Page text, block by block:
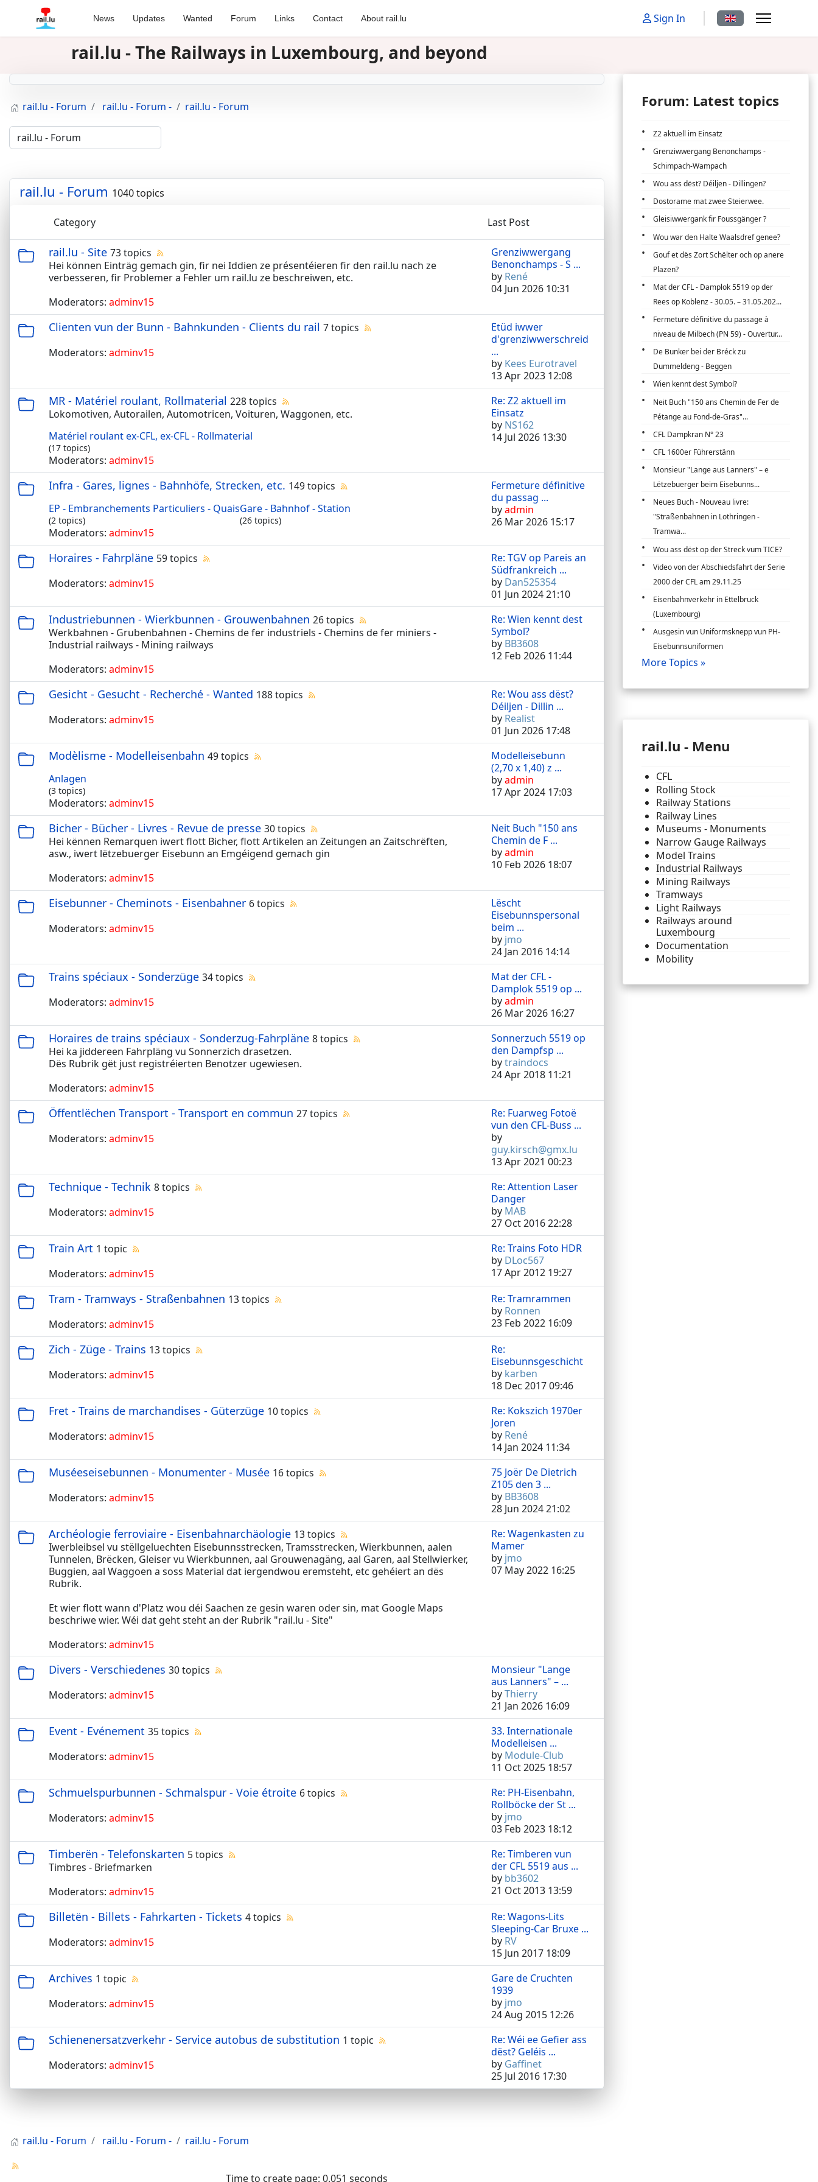
News Updates Wanted Forum Links Contact About rail.lu Sign In Select your language
rail.lu - The Railways in Luxembourg, and beyond
rail.lu - Forum rail.lu - Forum - rail.lu - Forum
rail.lu - Forum 1040 topics
Category Last Post
rail.lu - Site 73 topics
Hei können Einträg gemach gin, fir nei Iddien ze présentéieren fir den rail.lu nach ze
verbesseren, fir Problemer a Fehler um rail.lu ze beschreiwen, etc.
Moderators: adminv15
Grenziwwergang
Benonchamps - S ...
by René
04 Jun 2026 10:31
Clienten vun der Bunn - Bahnkunden - Clients du rail 7 topics
Moderators: adminv15
Etüd iwwer
d'grenziwwerschreid
...
by Kees Eurotravel
13 Apr 2023 12:08
MR - Matériel roulant, Rollmaterial 228 topics
Lokomotiven, Autorailen, Automotricen, Voituren, Waggonen, etc.
Matériel roulant ex-CFL, ex-CFL - Rollmaterial
(17 topics)
Moderators: adminv15
Re: Z2 aktuell im
Einsatz
by NS162
14 Jul 2026 13:30
Infra - Gares, lignes - Bahnhöfe, Strecken, etc. 149 topics
EP - Embranchements Particuliers - Quais
(2 topics)
Gare - Bahnhof - Station
(26 topics)
Moderators: adminv15
Fermeture définitive
du passag ...
byadmin
26 Mar 2026 15:17
Horaires - Fahrpläne 59 topics
Moderators: adminv15
Re: TGV op Pareis an
Südfrankreich ...
by Dan525354
01 Jun 2024 21:10
Industriebunnen - Wierkbunnen - Grouwenbahnen 26 topics
Werkbahnen - Grubenbahnen - Chemins de fer industriels - Chemins de fer miniers -
Industrial railways - Mining railways
Moderators: adminv15
Re: Wien kennt dest
Symbol?
by BB3608
12 Feb 2026 11:44
Gesicht - Gesucht - Recherché - Wanted 188 topics
Moderators: adminv15
Re: Wou ass dëst?
Déiljen - Dillin ...
by Realist
01 Jun 2026 17:48
Modèlisme - Modelleisenbahn 49 topics
Anlagen
(3 topics)
Moderators: adminv15
Modelleisebunn
(2,70 x 1,40) z ...
byadmin
17 Apr 2024 17:03
Bicher - Bücher - Livres - Revue de presse 30 topics
Hei kënnen Remarquen iwert flott Bicher, flott Artikelen an Zeitungen an Zaitschrëften,
asw., iwert lëtzebuerger Eisebunn an Emgéigend gemach gin
Moderators: adminv15
Neit Buch "150 ans
Chemin de F ...
byadmin
10 Feb 2026 18:07
Eisebunner - Cheminots - Eisenbahner 6 topics
Moderators: adminv15
Lëscht
Eisebunnspersonal
beim ...
by jmo
24 Jan 2016 14:14
Trains spéciaux - Sonderzüge 34 topics
Moderators: adminv15
Mat der CFL -
Damplok 5519 op ...
byadmin
26 Mar 2026 16:27
Horaires de trains spéciaux - Sonderzug-Fahrpläne 8 topics
Hei ka jiddereen Fahrpläng vu Sonnerzich drasetzen.
Dës Rubrik gët just registréierten Benotzer ugewiesen.
Moderators: adminv15
Sonnerzuch 5519 op
den Dampfsp ...
bytraindocs
24 Apr 2018 11:21
Öffentlëchen Transport - Transport en commun 27 topics
Moderators: adminv15
Re: Fuarweg Fotoë
vun den CFL-Buss ...
by
guy.kirsch@gmx.lu
13 Apr 2021 00:23
Technique - Technik 8 topics
Moderators: adminv15
Re: Attention Laser
Danger
by MAB
27 Oct 2016 22:28
Train Art 1 topic
Moderators: adminv15
Re: Trains Foto HDR
by DLoc567
17 Apr 2012 19:27
Tram - Tramways - Straßenbahnen 13 topics
Moderators: adminv15
Re: Tramrammen
by Ronnen
23 Feb 2022 16:09
Zich - Züge - Trains 13 topics
Moderators: adminv15
Re:
Eisebunnsgeschicht
by karben
18 Dec 2017 09:46
Fret - Trains de marchandises - Güterzüge 10 topics
Moderators: adminv15
Re: Kokszich 1970er
Joren
by René
14 Jan 2024 11:34
Muséeseisebunnen - Monumenter - Musée 16 topics
Moderators: adminv15
75 Joër De Dietrich
Z105 den 3 ...
by BB3608
28 Jun 2024 21:02
Archéologie ferroviaire - Eisenbahnarchäologie 13 topics
Iwerbleibsel vu stëllgeluechten Eisebunnsstrecken, Tramsstrecken, Wierkbunnen, aalen
Tunnelen, Brëcken, Gleiser vu Wierkbunnen, aal Grouwenagäng, aal Garen, aal Stellwierker,
Buggien, aal Waggoen a soss Material dat iergendwou eremsteht, etc gehéiert an dës
Rubrik.
Et wier flott wann d'Platz wou déi Saachen ze gesin waren oder sin, mat Google Maps
beschriwe wier. Wéi dat geht steht an der Rubrik "rail.lu - Site"
Moderators: adminv15
Re: Wagenkasten zu
Mamer
by jmo
07 May 2022 16:25
Divers - Verschiedenes 30 topics
Moderators: adminv15
Monsieur "Lange
aus Lanners" – ...
byThierry
21 Jan 2026 16:09
Event - Evénement 35 topics
Moderators: adminv15
33. Internationale
Modelleisen ...
by Module-Club
11 Oct 2025 18:57
Schmuelspurbunnen - Schmalspur - Voie étroite 6 topics
Moderators: adminv15
Re: PH-Eisenbahn,
Rollböcke der St ...
by jmo
03 Feb 2023 18:12
Timberën - Telefonskarten 5 topics
Timbres - Briefmarken
Moderators: adminv15
Re: Timberen vun
der CFL 5519 aus ...
by bb3602
21 Oct 2013 13:59
Billetën - Billets - Fahrkarten - Tickets 4 topics
Moderators: adminv15
Re: Wagons-Lits
Sleeping-Car Bruxe ...
by RV
15 Jun 2017 18:09
Archives 1 topic
Moderators: adminv15
Gare de Cruchten
1939
by jmo
24 Aug 2015 12:26
Schienenersatzverkehr - Service autobus de substitution 1 topic
Moderators: adminv15
Re: Wéi ee Gefier ass
dëst? Geléis ...
by Gaffinet
25 Jul 2016 17:30
rail.lu - Forum rail.lu - Forum - rail.lu - Forum
Time to create page: 0.051 seconds
Forum: Latest topics
Z2 aktuell im Einsatz
Grenziwwergang Benonchamps -
Schimpach-Wampach
Wou ass dëst? Déiljen - Dillingen?
Dostorame mat zwee Steierwee.
Gleisiwwergank fir Foussgänger ?
Wou war den Halte Waalsdref genee?
Gouf et dës Zort Schëlter och op anere
Plazen?
Mat der CFL - Damplok 5519 op der
Rees op Koblenz - 30.05. – 31.05.202...
Fermeture définitive du passage à
niveau de Milbech (PN 59) - Ouvertur...
De Bunker bei der Bréck zu
Dummeldeng - Beggen
Wien kennt dest Symbol?
Neit Buch "150 ans Chemin de Fer de
Pétange au Fond-de-Gras"...
CFL Dampkran N° 23
CFL 1600er Führerstänn
Monsieur "Lange aus Lanners" – e
Lëtzebuerger beim Eisebunns...
Neues Buch - Nouveau livre:
"Straßenbahnen in Lothringen -
Tramwa...
Wou ass dëst op der Streck vum TICE?
Video von der Abschiedsfahrt der Serie
2000 der CFL am 29.11.25
Eisenbahnverkehr in Ettelbruck
(Luxembourg)
Ausgesin vun Uniformsknepp vun PH-
Eisebunnsuniformen
More Topics »
rail.lu - Menu
CFL
Rolling Stock
Railway Stations
Railway Lines
Museums - Monuments
Narrow Gauge Railways
Model Trains
Industrial Railways
Mining Railways
Tramways
Light Railways
Railways around
Luxembourg
Documentation
Mobility